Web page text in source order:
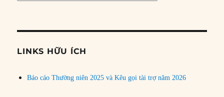
đề
LINKS HỮU ÍCH
Báo cáo Thường niên 2025 và Kêu gọi tài trợ năm 2026